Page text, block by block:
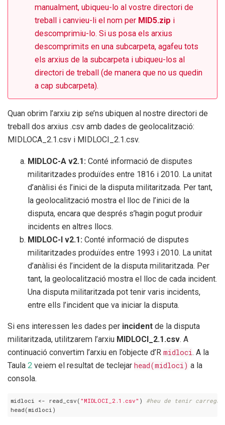
manualment, ubiqueu-lo al vostre directori de
treball i canvieu-li el nom per MID5.zip i
descomprimiu-lo. Si us posa els arxius
descomprimits en una subcarpeta, agafeu tots
els arxius de la subcarpeta i ubiqueu-los al
directori de treball (de manera que no us quedin
a cap subcarpeta).
Quan obrim l’arxiu zip se’ns ubiquen al nostre directori de
treball dos arxius .csv amb dades de geolocalització:
MIDLOCA_2.1.csv i MIDLOCI_2.1.csv.
MIDLOC-A v2.1: Conté informació de disputes
militaritzades produïdes entre 1816 i 2010. La unitat
d’anàlisi és l’inici de la disputa militaritzada. Per tant,
la geolocalització mostra el lloc de l’inici de la
disputa, encara que després s’hagin pogut produir
incidents en altres llocs.
MIDLOC-I v2.1: Conté informació de disputes
militaritzades produïdes entre 1993 i 2010. La unitat
d’anàlisi és l’incident de la disputa militaritzada. Per
tant, la geolocalització mostra el lloc de cada incident.
Una disputa militaritzada pot tenir varis incidents,
entre ells l’incident que va iniciar la disputa.
Si ens interessen les dades per incident de la disputa
militaritzada, utilitzarem l’arxiu MIDLOCI_2.1.csv. A
continuació convertim l’arxiu en l’objecte d’R midloci. A la
Taula 2 veiem el resultat de teclejar head(midloci) a la
consola.
midloci <- read_csv( "MIDLOCI_2.1.csv" ) #heu de tenir
head(midloci)